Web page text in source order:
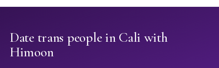
Date trans people in Cali with
Himoon